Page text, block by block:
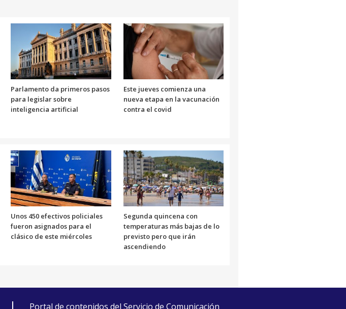
Parlamento da primeros pasos
para legislar sobre
inteligencia artificial
Este jueves comienza una
nueva etapa en la vacunación
contra el covid
Unos 450 efectivos policiales
fueron asignados para el
clásico de este miércoles
Segunda quincena con
temperaturas más bajas de lo
previsto pero que irán
ascendiendo
Portal de contenidos del Servicio de Comunicación